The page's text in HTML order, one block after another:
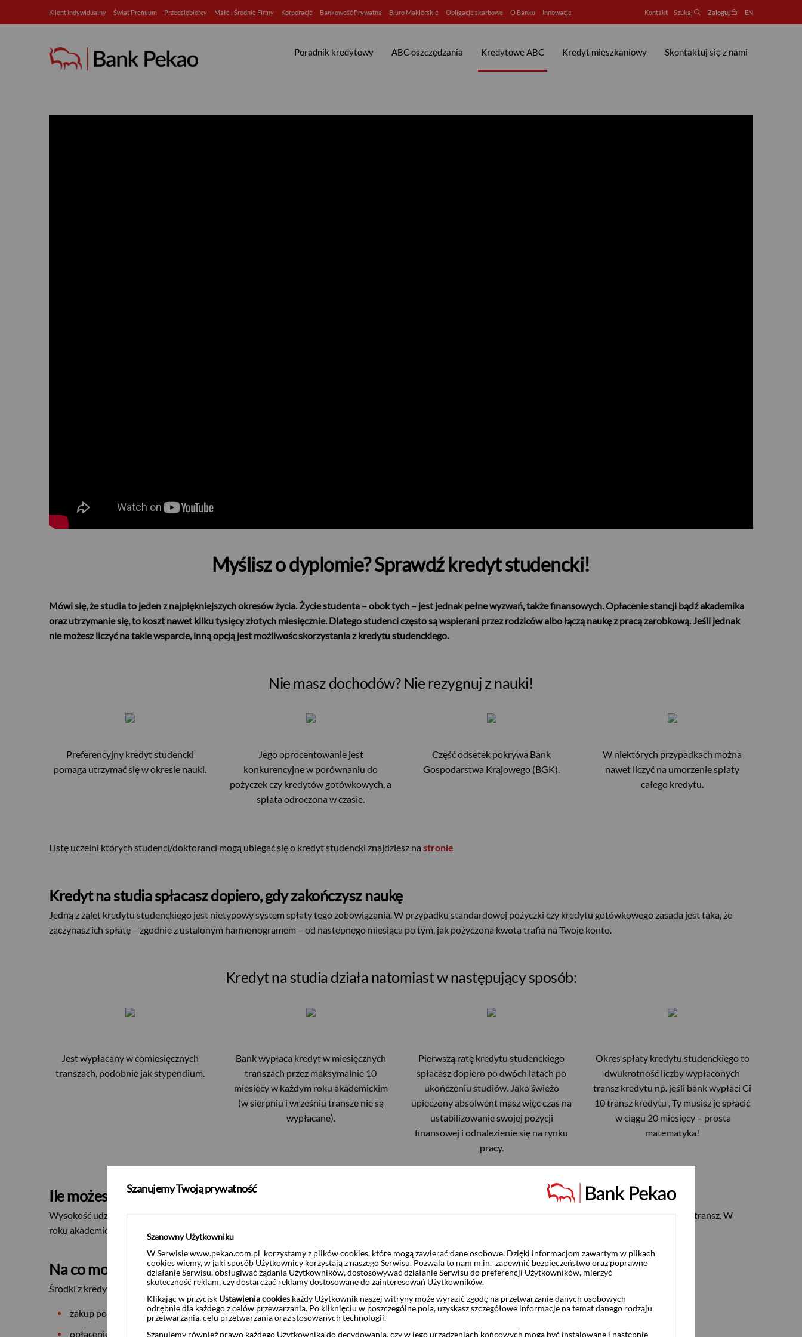
Klient Indywidualny Świat Premium Przedsiębiorcy Małe i Średnie Firmy Korporacje Bankowość Prywatna Biuro Maklerskie Obligacje skarbowe O Banku Innowacje Kontakt Szukaj Zaloguj EN
Poradnik kredytowy ABC oszczędzania Kredytowe ABC Kredyt mieszkaniowy Skontaktuj się z nami
Myślisz o dyplomie? Sprawdź kredyt studencki! - Bank Pekao S.A.
Myślisz o dyplomie? Sprawdź kredyt studencki!
Mówi się, że studia to jeden z najpiękniejszych okresów życia. Życie studenta – obok tych – jest jednak pełne wyzwań, także finansowych. Opłacenie stancji bądź akademika
oraz utrzymanie się, to koszt nawet kilku tysięcy złotych miesięcznie. Dlatego studenci często są wspierani przez rodziców albo łączą naukę z pracą zarobkową. Jeśli jednak
nie możesz liczyć na takie wsparcie, inną opcją jest możliwośc skorzystania z kredytu studenckiego.
Nie masz dochodów? Nie rezygnuj z nauki!
Preferencyjny kredyt studencki
pomaga utrzymać się w okresie nauki.
Jego oprocentowanie jest
konkurencyjne w porównaniu do
pożyczek czy kredytów gotówkowych, a
spłata odroczona w czasie.
Część odsetek pokrywa Bank
Gospodarstwa Krajowego (BGK).
W niektórych przypadkach można
nawet liczyć na umorzenie spłaty
całego kredytu.
Listę uczelni których studenci/doktoranci mogą ubiegać się o kredyt studencki znajdziesz na stronie
Kredyt na studia spłacasz dopiero, gdy zakończysz naukę
Jedną z zalet kredytu studenckiego jest nietypowy system spłaty tego zobowiązania. W przypadku standardowej pożyczki czy kredytu gotówkowego zasada jest taka, że
zaczynasz ich spłatę – zgodnie z ustalonym harmonogramem – od następnego miesiąca po tym, jak pożyczona kwota trafia na Twoje konto.
Kredyt na studia działa natomiast w następujący sposób:
Jest wypłacany w comiesięcznych
transzach, podobnie jak stypendium.
Bank wypłaca kredyt w miesięcznych
transzach przez maksymalnie 10
miesięcy w każdym roku akademickim
(w sierpniu i wrześniu transze nie są
wypłacane).
Pierwszą ratę kredytu studenckiego
spłacasz dopiero po dwóch latach po
ukończeniu studiów. Jako świeżo
upieczony absolwent masz więc czas na
ustabilizowanie swojej pozycji
finansowej i odnalezienie się na rynku
pracy.
Okres spłaty kredytu studenckiego to
dwukrotność liczby wypłaconych
transz kredytu np. jeśli bank wypłaci Ci
10 transz kredytu , Ty musisz je spłacić
w ciągu 20 miesięcy – prosta
matematyka!
Ile możesz pożyczyć
Wysokość udzielonego kredytu stanowi sumę wypłaconych transz – maksymalnie 60 transz, a w przypadku kształcenia w szkole doktorskiej – maksymalnie 40 transz. W
roku akademickim 2023/2024 możesz wnioskować o transzę w wysokości: 400, 600, 800 lub 1000 zł.
Na co możesz przeznaczyć
Środki z kredytu studenckiego możesz przeznaczyć na wydatki związane ze swoim kształceniem i utrzymywaniem się w trakcie studiów, np. na:
zakup podręczników i innych materiałów naukowych
opłacenie stancji lub akademika
Szanujemy Twoją prywatność
Szanowny Użytkowniku
W Serwisie www.pekao.com.pl korzystamy z plików cookies, które mogą zawierać dane osobowe. Dzięki informacjom zawartym w plikach
cookies wiemy, w jaki sposób Użytkownicy korzystają z naszego Serwisu. Pozwala to nam m.in. zapewnić bezpieczeństwo oraz poprawne
działanie Serwisu, obsługiwać żądania Użytkowników, dostosowywać działanie Serwisu do preferencji Użytkowników, mierzyć
skuteczność reklam, czy dostarczać reklamy dostosowane do zainteresowań Użytkowników.
Klikając w przycisk Ustawienia cookies każdy Użytkownik naszej witryny może wyrazić zgodę na przetwarzanie danych osobowych
odrębnie dla każdego z celów przewarzania. Po kliknięciu w poszczególne pola, uzyskasz szczegółowe informacje na temat danego rodzaju
przetwarzania, celu przetwarzania oraz stosowanych technologii.
Szanujemy również prawo każdego Użytkownika do decydowania, czy w jego urządzeniach końcowych mogą być instalowane i następnie